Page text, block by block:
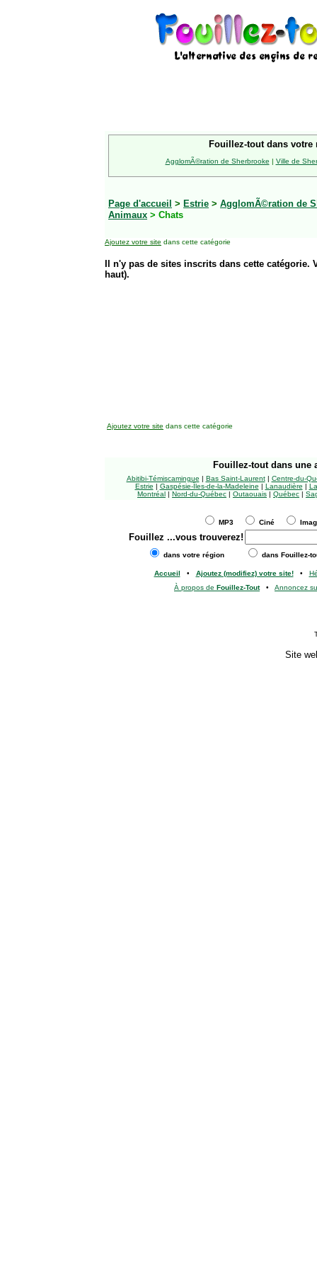
Fouillez-tout dans votre
AgglomÃ©ration de Sherbrooke | Ville de
Page d'accueil > Estrie > AgglomÃ©ration de
Animaux > Chats
Ajoutez votre site dans cette catégorie
Il n'y pas de sites inscrits dans cette
haut).
Ajoutez votre site dans cette catégorie
Fouillez-tout dans une
Abitibi-Témiscamingue | Bas Saint-Laurent| Centre-du-
Estrie | Gaspésie-Îles-de-la-Madeleine | Lanaudière |
Montréal | Nord-du-Québec | Outaouais | Québec |
MP3 Ciné
Fouillez ...vous trouverez!
dans votre région dans Fouillez-
Accueil • Ajoutez (modifiez) votre site!•
À propos de Fouillez-Tout• Annoncez
Site